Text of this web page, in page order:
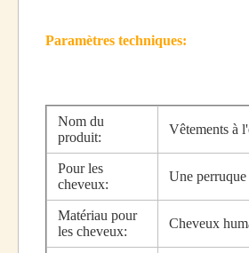
Paramètres techniques:
Nom du
produit:
Vêtements à
Pour les
cheveux:
Une
Matériau pour
les cheveux:
Cheveux